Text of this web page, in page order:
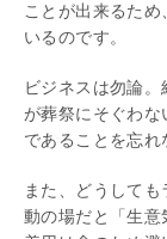
ことが出来るた
いるのです。
ビジネスは勿論
が葬祭にそぐわな
であることを忘れ
また、どうして
動の場だと「生意